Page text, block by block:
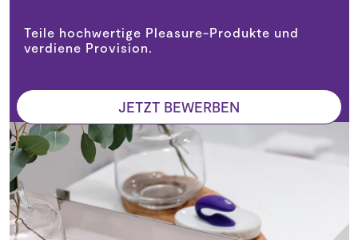
Teile hochwertige Pleasure-Produkte und
verdiene Provision.
JETZT BEWERBEN